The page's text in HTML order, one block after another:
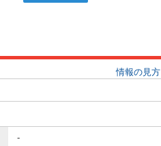
情報の見方
-